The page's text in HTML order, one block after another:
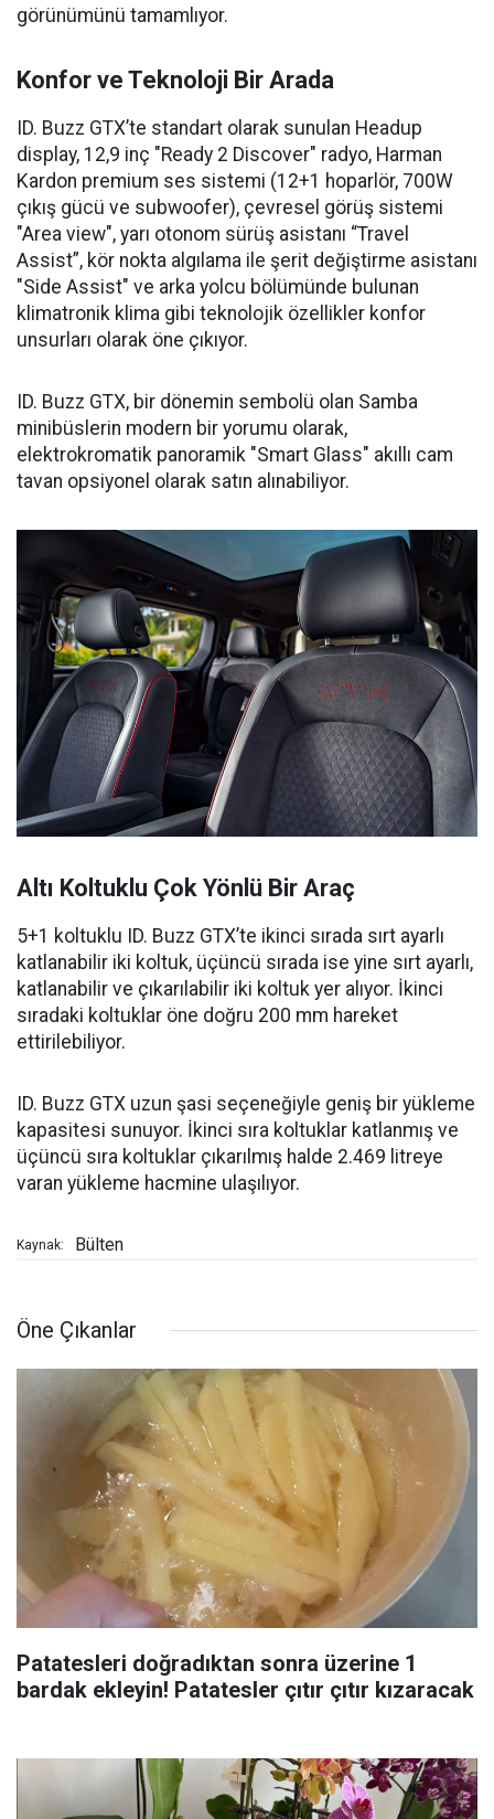
görünümünü tamamlıyor.
Konfor ve Teknoloji Bir Arada
ID. Buzz GTX’te standart olarak sunulan Headup
display, 12,9 inç "Ready 2 Discover" radyo, Harman
Kardon premium ses sistemi (12+1 hoparlör, 700W
çıkış gücü ve subwoofer), çevresel görüş sistemi
"Area view", yarı otonom sürüş asistanı “Travel
Assist”, kör nokta algılama ile şerit değiştirme asistanı
"Side Assist" ve arka yolcu bölümünde bulunan
klimatronik klima gibi teknolojik özellikler konfor
unsurları olarak öne çıkıyor.
ID. Buzz GTX, bir dönemin sembolü olan Samba
minibüslerin modern bir yorumu olarak,
elektrokromatik panoramik "Smart Glass" akıllı cam
tavan opsiyonel olarak satın alınabiliyor.
Altı Koltuklu Çok Yönlü Bir Araç
5+1 koltuklu ID. Buzz GTX’te ikinci sırada sırt ayarlı
katlanabilir iki koltuk, üçüncü sırada ise yine sırt ayarlı,
katlanabilir ve çıkarılabilir iki koltuk yer alıyor. İkinci
sıradaki koltuklar öne doğru 200 mm hareket
ettirilebiliyor.
ID. Buzz GTX uzun şasi seçeneğiyle geniş bir yükleme
kapasitesi sunuyor. İkinci sıra koltuklar katlanmış ve
üçüncü sıra koltuklar çıkarılmış halde 2.469 litreye
varan yükleme hacmine ulaşılıyor.
Kaynak: Bülten
Öne Çıkanlar
Patatesleri doğradıktan sonra üzerine 1
bardak ekleyin! Patatesler çıtır çıtır kızaracak